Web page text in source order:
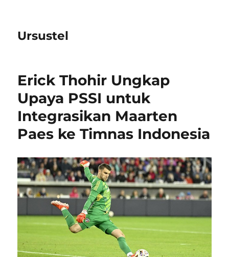
Ursustel
Erick Thohir Ungkap
Upaya PSSI untuk
Integrasikan Maarten
Paes ke Timnas Indonesia